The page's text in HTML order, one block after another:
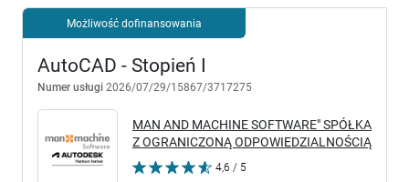
Możliwość dofinansowania
AutoCAD - Stopień I
Numer usługi 2026/07/29/15867/3717275
MAN AND MACHINE SOFTWARE" SPÓŁKA
Z OGRANICZONĄ ODPOWIEDZIALNOŚCIĄ
4,6 / 5